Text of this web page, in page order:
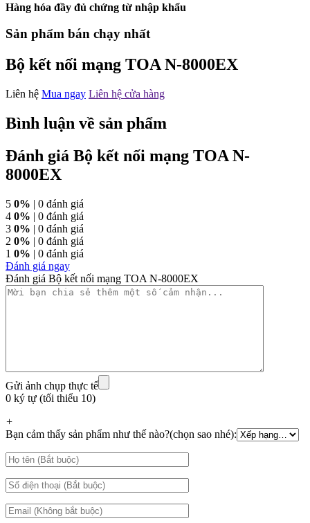
Hàng hóa đầy đủ chứng từ nhập khẩu
Sản phẩm bán chạy nhất
Bộ kết nối mạng TOA N-8000EX
Liên hệ Mua ngay Liên hệ cửa hàng
Bình luận về sản phẩm
Đánh giá Bộ kết nối mạng TOA N-
8000EX
5 0% | 0 đánh giá
4 0% | 0 đánh giá
3 0% | 0 đánh giá
2 0% | 0 đánh giá
1 0% | 0 đánh giá
Đánh giá ngay
Đánh giá Bộ kết nối mạng TOA N-8000EX
Gửi ảnh chụp thực tế
0 ký tự (tối thiểu 10)
+
Bạn cảm thấy sản phẩm như thế nào?(chọn sao nhé):